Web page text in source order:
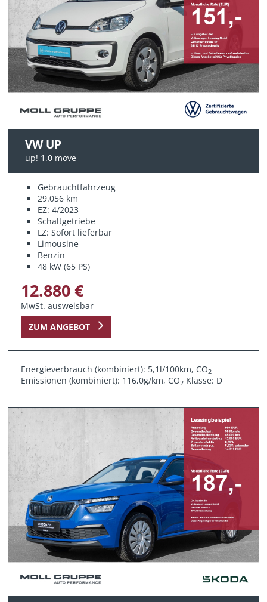
VW UP
up! 1.0 move
Gebrauchtfahrzeug
29.056 km
EZ: 4/2023
Schaltgetriebe
LZ: Sofort lieferbar
Limousine
Benzin
48 kW (65 PS)
12.880 €
MwSt. ausweisbar
ZUM ANGEBOT
Energieverbrauch (kombiniert): 5,1l/100km, CO2
Emissionen (kombiniert): 116,0g/km, CO2 Klasse: D